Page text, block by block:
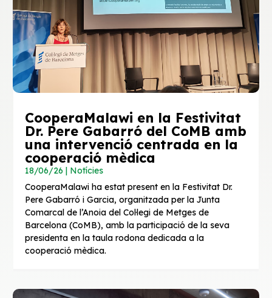
CooperaMalawi en la Festivitat
Dr. Pere Gabarró del CoMB amb
una intervenció centrada en la
cooperació mèdica
18/06/26| Notícies
CooperaMalawi ha estat present en la Festivitat Dr.
Pere Gabarró i Garcia, organitzada per la Junta
Comarcal de l’Anoia del Col·legi de Metges de
Barcelona (CoMB), amb la participació de la seva
presidenta en la taula rodona dedicada a la
cooperació mèdica.